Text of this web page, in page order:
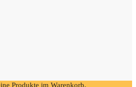
Produkte im Warenkorb.